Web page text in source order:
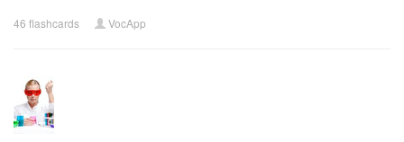
46 flashcards VocApp